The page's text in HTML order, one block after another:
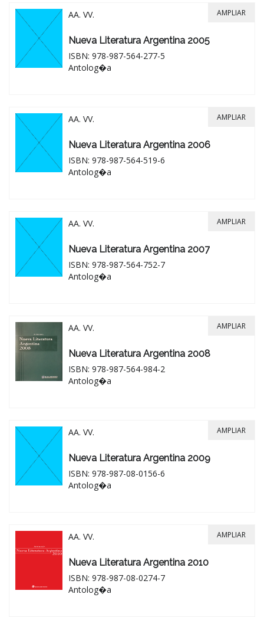
AA. VV.
Nueva Literatura Argentina 2005
ISBN: 978-987-564-277-5
Antolog�a
AMPLIAR
AA. VV.
Nueva Literatura Argentina 2006
ISBN: 978-987-564-519-6
Antolog�a
AMPLIAR
AA. VV.
Nueva Literatura Argentina 2007
ISBN: 978-987-564-752-7
Antolog�a
AMPLIAR
AA. VV.
Nueva Literatura Argentina 2008
ISBN: 978-987-564-984-2
Antolog�a
AMPLIAR
AA. VV.
Nueva Literatura Argentina 2009
ISBN: 978-987-08-0156-6
Antolog�a
AMPLIAR
AA. VV.
Nueva Literatura Argentina 2010
ISBN: 978-987-08-0274-7
Antolog�a
AMPLIAR